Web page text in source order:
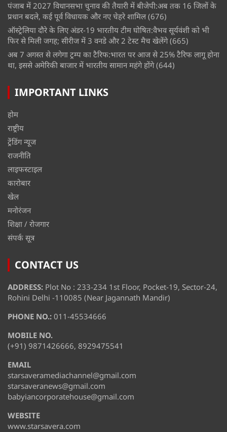
पंजाब में 2027 विधानसभा चुनाव की तैयारी में बीजेपी:अब तक 16 जिलों के
प्रधान बदले, कई पूर्व विधायक और नए चेहरे शामिल (676)
ऑस्ट्रेलिया दौरे के लिए अंडर-19 भारतीय टीम घोषित:वैभव सूर्यवंशी को भी
फिर से मिली जगह; सीरीज में 3 वनडे और 2 टेस्ट मैच खेलेंगे (665)
अब 7 अगस्त से लगेगा ट्रम्प का टैरिफ:भारत पर आज से 25% टैरिफ लागू होना
था, इससे अमेरिकी बाजार में भारतीय सामान महंगे होंगे (644)
IMPORTANT LINKS
होम
राष्ट्रीय
ट्रेंडिंग न्यूज
राजनीति
लाइफस्टाइल
कारोबार
खेल
मनोरंजन
शिक्षा / रोजगार
संपर्क सूत्र
CONTACT US
ADDRESS: Plot No : 233-234 1st Floor, Pocket-19, Sector-24,
Rohini Delhi -110085 (Near Jagannath Mandir)
PHONE NO.: 011-45534666
MOBILE NO.
(+91) 9871426666, 8929475541
EMAIL
starsaveramediachannel@gmail.com
starsaveranews@gmail.com
babyiancorporatehouse@gmail.com
WEBSITE
www.starsavera.com